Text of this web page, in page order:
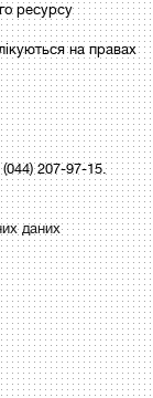
ресурсу
на правах
207-97-15.
даних